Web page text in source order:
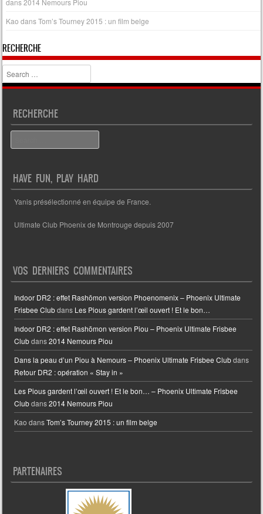
Kao dansTom’s Tourney 2015 : un film belge
RECHERCHE
Search
RECHERCHE
HAVE FUN, PLAY HARD
Yanis présélectionné en équipe de France.
Ultimate Club Phoenix de Montrouge depuis 2007
VOS DERNIERS COMMENTAIRES
Indoor DR2 : effet Rashōmon version Phoenomenix – Phoenix Ultimate
Frisbee Clubdans Les Pious gardent l’œil ouvert ! Et le bon…
Indoor DR2 : effet Rashōmon version Piou – Phoenix Ultimate Frisbee
Clubdans2014 Nemours Piou
Dans la peau d’un Piou à Nemours – Phoenix Ultimate Frisbee Clubdans
Retour DR2 : opération « Stay in »
Les Pious gardent l’œil ouvert ! Et le bon… – Phoenix Ultimate Frisbee
Clubdans2014 Nemours Piou
Kao dansTom’s Tourney 2015 : un film belge
PARTENAIRES